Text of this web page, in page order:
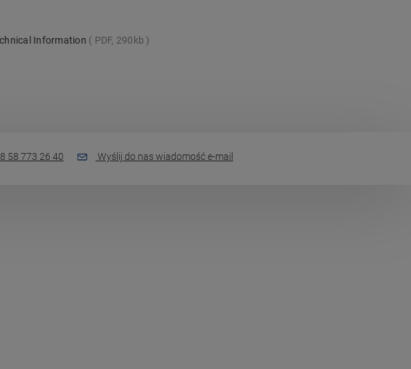
Information PDF, 290kb
58 773 26 40 Wyślij do nas wiadomość e-mail